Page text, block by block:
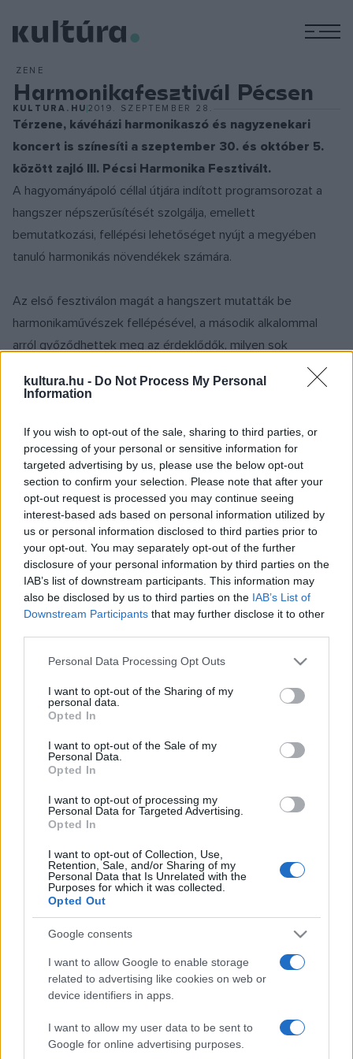
kultura.hu - Do Not Process My Personal
Information
If you wish to opt-out of the sale, sharing to third parties, or
processing of your personal or sensitive information for
targeted advertising by us, please use the below opt-out
section to confirm your selection. Please note that after your
opt-out request is processed you may continue seeing
interest-based ads based on personal information utilized by
us or personal information disclosed to third parties prior to
your opt-out. You may separately opt-out of the further
disclosure of your personal information by third parties on the
IAB’s list of downstream participants. This information may
also be disclosed by us to third parties on the IAB’s List of
Downstream Participants that may further disclose it to other
Please note that this website/app uses one or more Google
not limited to your visit or usage behaviour. You may click to
grant or deny consent to Google and its third-party tags to
use your data for below specified purposes in below Google
consent section.
Personal Data Processing Opt Outs
I want to opt-out of the Sharing of my
personal data.
Opted In
I want to opt-out of the Sale of my
Personal Data.
Opted In
I want to opt-out of processing my
Personal Data for Targeted Advertising.
Opted In
I want to opt-out of Collection, Use,
Retention, Sale, and/or Sharing of my
Personal Data that Is Unrelated with the
Purposes for which it was collected.
Opted Out
Google consents
I want to allow Google to enable storage
related to advertising like cookies on web or
device identifiers in apps.
I want to allow my user data to be sent to
Google for online advertising purposes.
ZENE
Harmonikafesztivál Pécsen
KULTURA.HU 2019. SZEPTEMBER 28.
Térzene, kávéházi harmonikaszó és nagyzenekari
koncert is színesíti a szeptember 30. és október 5.
között zajló III. Pécsi Harmonika Fesztivált.
A hagyományápoló céllal útjára indított programsorozat a
hangszer népszerűsítését szolgálja, emellett
bemutatkozási, fellépési lehetőséget nyújt a megyében
tanuló harmonikás növendékek számára.
Az első fesztiválon magát a hangszert mutatták be
harmonikaművészek fellépésével, a második alkalommal
arról győződhettek meg az érdeklődők, milyen sok
művészeti ágat − kórust, táncosokat, tánccsoportokat,
énekeseket − kísérhet harmonikaszó.
A Kéméndi Tamás harmonikaművész szakmai vezetésével
létrejövő programsorozat szeptember 30-án kezdődik a
pécsi belvárosban. A Nick udvarban aHimesházi
Harmonika Zenekarad koncertet, a belvárosi kávézókban
lép fel az Arnold JánosésGerner Péterduó kedden,
valamintUlrich Gyula ésKiricsi Martinszerdán.
Csütörtökön a város főterén térzenét hallhatnak az
érdeklődők a Pécsi Művészeti Gimnázium és
harmonikás növendékekkel egészül ki.
A rendezvénysorozat legjelentősebb programját október 5-
én, szombaton délután tartják a pécsi Kodály Központ
hangversenytermében. A gálakoncerten a
Dunaújvárosi
Harmonika Zenekar, az Alte Kameraden Blaskapelle
Filharmonikusok együtteseis fellép − egyebek mellett
Vivaldi és Piazzola műveivel − harmonik virtuózok
közreműködésével. Mások mellettDemeniv Mihály és
Nagy Torma Krisztina játszik a hangszeren, Meláth
Andreapedig énekelni fog.
Részletes programaz alábbi oldalon
FESZTIVÁL HARMONIKA PÉCS PROGRAM PROGRAMAJÁNLÓ